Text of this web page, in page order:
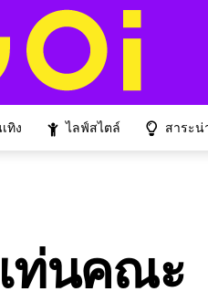
ทิง ไลฟ์สไตล์ สาระน่
ท่นคณะ